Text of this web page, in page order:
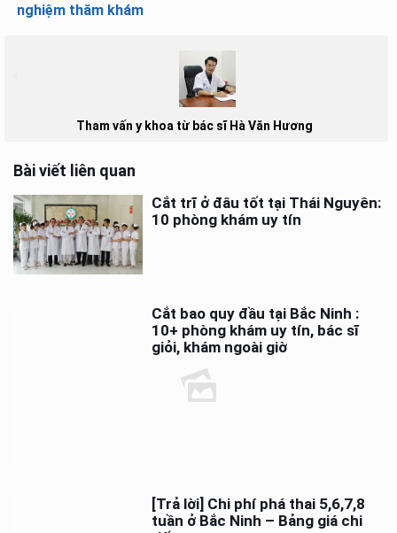
nghiệm thăm khám
Tham vấn y khoa từ bác sĩ Hà Văn Hương
Bài viết liên quan
Cắt trĩ ở đâu tốt tại Thái Nguyên:
10 phòng khám uy tín
Cắt bao quy đầu tại Bắc Ninh :
10+ phòng khám uy tín, bác sĩ
giỏi, khám ngoài giờ
[Trả lời] Chi phí phá thai 5,6,7,8
tuần ở Bắc Ninh – Bảng giá chi